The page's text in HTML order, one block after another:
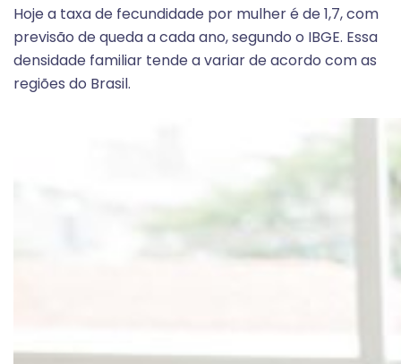
Hoje a taxa de fecundidade por mulher é de 1,7, com
previsão de queda a cada ano, segundo o IBGE. Essa
densidade familiar tende a variar de acordo com as
regiões do Brasil.